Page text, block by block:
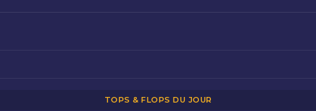
TOPS & FLOPS DU JOUR